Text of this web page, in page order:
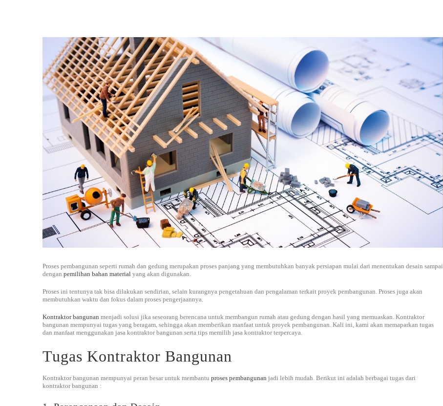
Proses pembangunan seperti rumah dan gedung merupakan proses panjang yang membutuhkan banyak persiapan mulai dari menentukan desain sampai
dengan pemilihan bahan material yang akan digunakan.
Proses ini tentunya tak bisa dilakukan sendirian, selain kurangnya pengetahuan dan pengalaman terkait proyek pembangunan. Proses juga akan
membutuhkan waktu dan fokus dalam proses pengerjaannya.
Kontraktor bangunan menjadi solusi jika seseorang berencana untuk membangun rumah atau gedung dengan hasil yang memuaskan. Kontraktor
bangunan mempunyai tugas yang beragam, sehingga akan memberikan manfaat untuk proyek pembangunan. Kali ini, kami akan memaparkan tugas
dan manfaat menggunakan jasa kontraktor bangunan serta tips memilih jasa kontraktor terpercaya.
Tugas Kontraktor Bangunan
Kontraktor bangunan mempunyai peran besar untuk membantu proses pembangunan jadi lebih mudah. Berikut ini adalah berbagai tugas dari
kontraktor bangunan :